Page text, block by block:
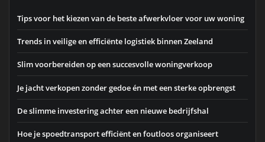
Tips voor het kiezen van de beste afwerkvloer voor uw woning
Trends in veilige en efficiënte logistiek binnen Zeeland
Slim voorbereiden op een succesvolle woningverkoop
Je jacht verkopen zonder gedoe én met een sterke opbrengst
De slimme investering achter een nieuwe bedrijfshal
Hoe je spoedtransport efficiënt en foutloos organiseert